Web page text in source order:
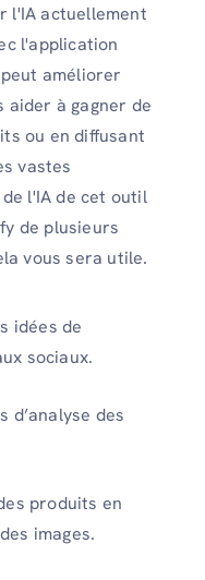
l'IA actuellement
l'application
améliorer
aider à gagner de
ou en diffusant
vastes
l'IA de cet outil
de plusieurs
vous sera utile.
idées de
sociaux.
d’analyse des
produits en
images.